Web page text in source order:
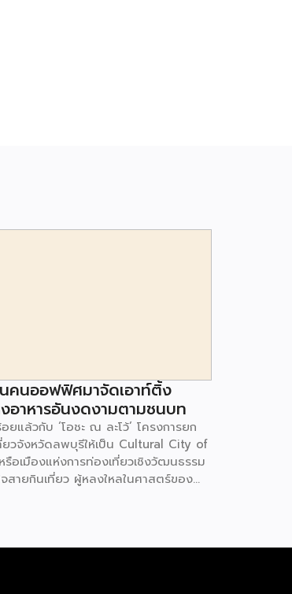
คนออฟฟิศมาจัดเอาท์ติ้ง
อาหารอันงดงามตามชนบท
ยแล้วกับ ‘โอชะ ณ ละโว้’ โครงการยก
ยวจังหวัดลพบุรีให้เป็น Cultural City of
อเมืองแห่งการท่องเที่ยวเชิงวัฒนธรรม
จสายกินเที่ยว ผู้หลงใหลในศาสตร์ของ
– 3,000 ปี ที่สืบทอดจากรุ่นสู่รุ่นจนถึง